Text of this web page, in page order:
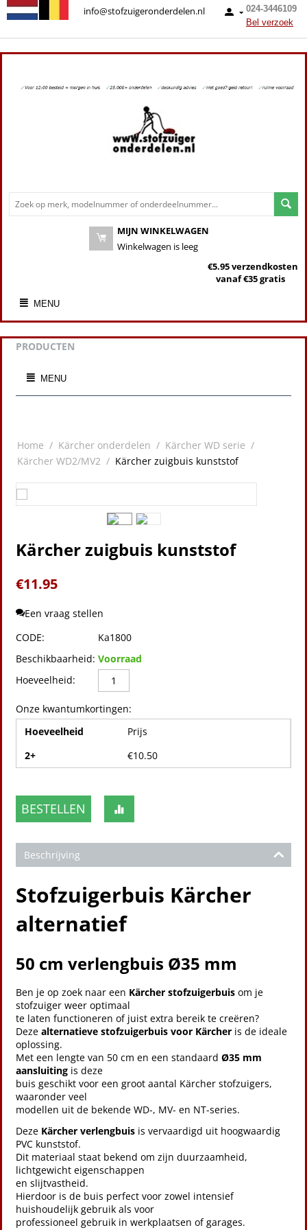
024-3446109
Bel verzoek
info@stofzuigeronderdelen.nl
MIJN WINKELWAGEN
Winkelwagen is leeg
€5.95 verzendkosten
vanaf €35 gratis
MENU
PRODUCTEN
MENU
Home / Kärcher onderdelen / Kärcher WD serie /
Kärcher WD2/MV2 / Kärcher zuigbuis kunststof
Kärcher zuigbuis kunststof
€11.95
Een vraag stellen
CODE:
Ka1800
Beschikbaarheid: Voorraad
Hoeveelheid:
Onze kwantumkortingen:
Hoeveelheid
Prijs
2+
€10.50
BESTELLEN
Beschrijving
Stofzuigerbuis Kärcher
alternatief
50 cm verlengbuis Ø35 mm
Ben je op zoek naar een Kärcher stofzuigerbuis om je
stofzuiger weer optimaal
te laten functioneren of juist extra bereik te creëren?
Deze alternatieve stofzuigerbuis voor Kärcher is de ideale
oplossing.
Met een lengte van 50 cm en een standaard Ø35 mm
aansluiting is deze
buis geschikt voor een groot aantal Kärcher stofzuigers,
waaronder veel
modellen uit de bekende WD-, MV- en NT-series.
Deze Kärcher verlengbuis is vervaardigd uit hoogwaardig
PVC kunststof.
Dit materiaal staat bekend om zijn duurzaamheid,
lichtgewicht eigenschappen
en slijtvastheid.
Hierdoor is de buis perfect voor zowel intensief
huishoudelijk gebruik als voor
professioneel gebruik in werkplaatsen of garages.